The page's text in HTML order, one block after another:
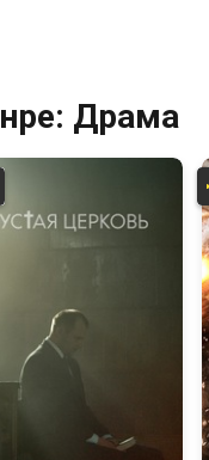
Драма